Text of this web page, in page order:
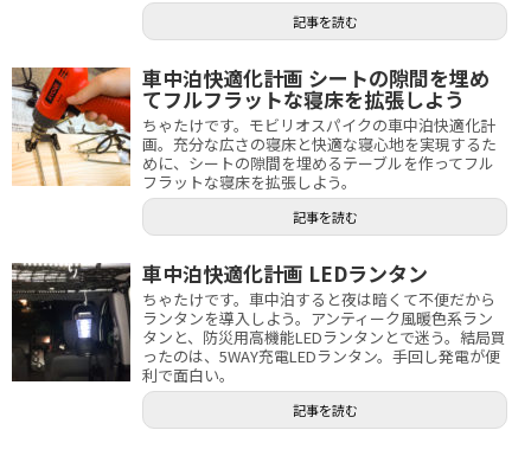
記事を読む
車中泊快適化計画 シートの隙間を埋め
てフルフラットな寝床を拡張しよう
ちゃたけです。モビリオスパイクの車中泊快適化計
画。充分な広さの寝床と快適な寝心地を実現するた
めに、シートの隙間を埋めるテーブルを作ってフル
フラットな寝床を拡張しよう。
記事を読む
車中泊快適化計画 LEDランタン
ちゃたけです。車中泊すると夜は暗くて不便だから
ランタンを導入しよう。アンティーク風暖色系ラン
タンと、防災用高機能LEDランタンとで迷う。結局買
ったのは、5WAY充電LEDランタン。手回し発電が便
利で面白い。
記事を読む